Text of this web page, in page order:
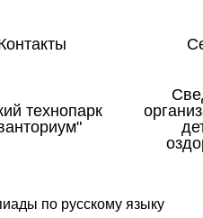
технопарк
по русскому языку